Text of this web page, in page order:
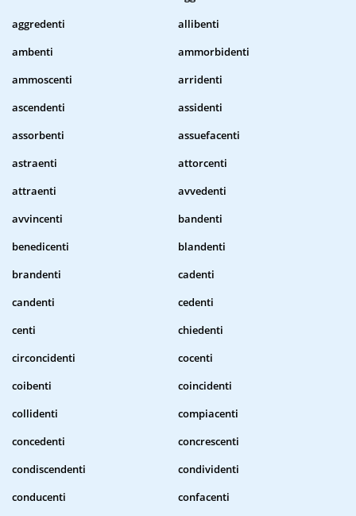
aggredenti
allibenti
ambenti
ammorbidenti
ammoscenti
arridenti
ascendenti
assidenti
assorbenti
assuefacenti
astraenti
attorcenti
attraenti
avvedenti
avvincenti
bandenti
benedicenti
blandenti
brandenti
cadenti
candenti
cedenti
centi
chiedenti
circoncidenti
cocenti
coibenti
coincidenti
collidenti
compiacenti
concedenti
concrescenti
condiscendenti
condividenti
conducenti
confacenti